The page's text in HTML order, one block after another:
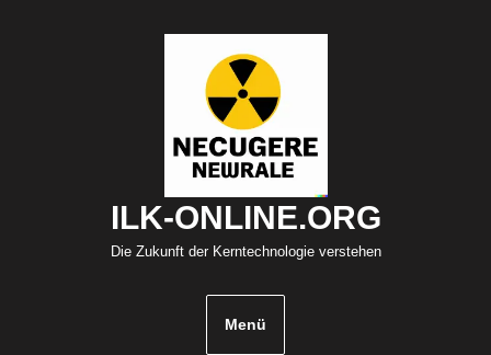
ILK-ONLINE.ORG
Die Zukunft der Kerntechnologie verstehen
Menü